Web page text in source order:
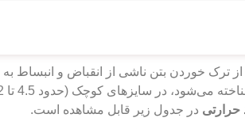
از ترک خوردن بتن ناشی از انقباض و انبساط
حرارتی در جدول زیر قابل مشاهده است.